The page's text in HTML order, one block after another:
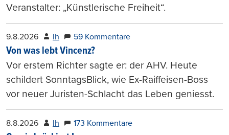
Veranstalter: „Künstlerische Freiheit“.
9.8.2026 lh 59 Kommentare
Von was lebt Vincenz?
Vor erstem Richter sagte er: der AHV. Heute
schildert SonntagsBlick, wie Ex-Raiffeisen-Boss
vor neuer Juristen-Schlacht das Leben geniesst.
8.8.2026 lh 173 Kommentare